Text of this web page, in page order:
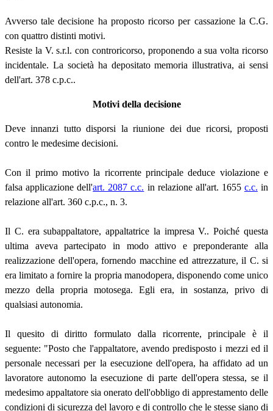
Avverso tale decisione ha proposto ricorso per cassazione la C.G.
con quattro distinti motivi.
Resiste la V. s.r.l. con controricorso, proponendo a sua volta ricorso
incidentale. La società ha depositato memoria illustrativa, ai sensi
dell'art. 378 c.p.c..
Motivi della decisione
Deve innanzi tutto disporsi la riunione dei due ricorsi, proposti
contro le medesime decisioni.
Con il primo motivo la ricorrente principale deduce violazione e
falsa applicazione dell'art. 2087 c.c. in relazione all'art. 1655 c.c. in
relazione all'art. 360 c.p.c., n. 3.
Il C. era subappaltatore, appaltatrice la impresa V.. Poiché questa
ultima aveva partecipato in modo attivo e preponderante alla
realizzazione dell'opera, fornendo macchine ed attrezzature, il C. si
era limitato a fornire la propria manodopera, disponendo come unico
mezzo della propria motosega. Egli era, in sostanza, privo di
qualsiasi autonomia.
Il quesito di diritto formulato dalla ricorrente, principale è il
seguente: "Posto che l'appaltatore, avendo predisposto i mezzi ed il
personale necessari per la esecuzione dell'opera, ha affidato ad un
lavoratore autonomo la esecuzione di parte dell'opera stessa, se il
medesimo appaltatore sia onerato dell'obbligo di apprestamento delle
condizioni di sicurezza del lavoro e di controllo che le stesse siano di